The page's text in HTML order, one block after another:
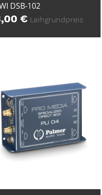
DSB-102
€ Leihgrundpreis